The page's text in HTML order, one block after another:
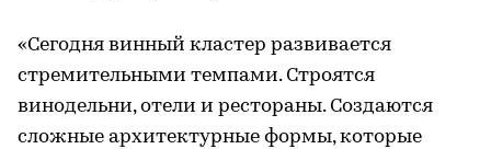
«Сегодня винный кластер развивается
стремительными темпами. Строятся
винодельни, отели и рестораны. Создаются
сложные архитектурные формы, которые